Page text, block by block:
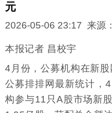
元
2026-05-06 23:17 来源
本报记者 昌校宇
4月份，公募机构在新
公募排排网最新统计，
构参与11只A股市场新